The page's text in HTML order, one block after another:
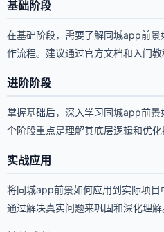
基础阶段
在基础阶段，需要了解同城app前
作流程。建议通过官方文档和入门教
进阶阶段
掌握基础后，深入学习同城app前
个阶段重点是理解其底层逻辑和优化
实战应用
将同城app前景如何应用到实际项目
通过解决真实问题来巩固和深化理解